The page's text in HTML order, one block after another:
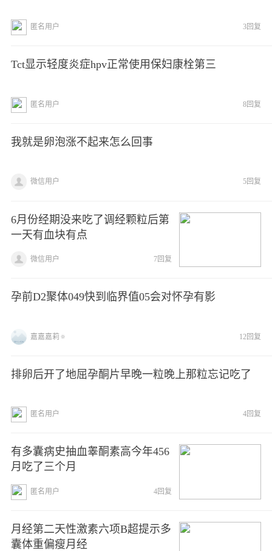
匿名用户 3回复
Tct显示轻度炎症hpv正常使用保妇康栓第三
匿名用户 8回复
我就是卵泡涨不起来怎么回事
微信用户 5回复
6月份经期没来吃了调经颗粒后第
一天有血块有点
微信用户 7回复
孕前D2聚体049快到临界值05会对怀孕有影
嘉嘉嘉莉🔅 12回复
排卵后开了地屈孕酮片早晚一粒晚上那粒忘记吃了
匿名用户 4回复
有多囊病史抽血睾酮素高今年456
月吃了三个月
匿名用户 4回复
月经第二天性激素六项B超提示多
囊体重偏瘦月经